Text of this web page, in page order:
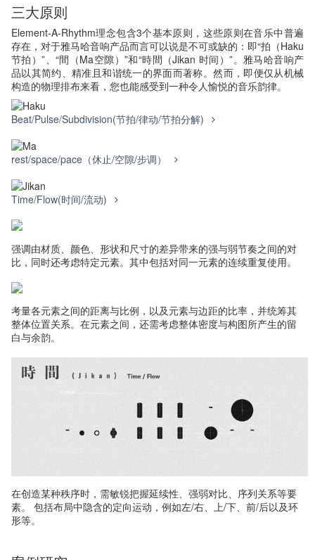
三大原则
Element-A-Rhythm理念包含3个基本原则，这些原则在音乐中普遍
存在，对于雅马哈音响产品而言可以说是不可或缺的：即“拍（Haku
节拍）”、“間（Ma空隙）”和“時間（Jikan 时间）”。雅马哈音响产
品以其简约、精准且和谐统一的界面而著称。然而，即便仅从机械
构造的物理排布来看，您也能感受到一种令人愉悦的音乐韵律。
Beat/Pulse/Subdivision(节拍/律动/节拍分解)
rest/space/pace（休止/空隙/步调）
Time/Flow(时间/流动)
强调由材质、颜色、形状和尺寸的差异带来的强与弱节奏之间的对
比，同时还考虑特定元素。其中包括对同一元素的连续重复使用。
考量各元素之间的距离与比例，以及元素与边距的比率，并统筹其
整体位置关系。在元素之间，还需考虑整体密度与构图所产生的留
白与余韵。
在创造某种秩序时，需敏锐把握延续性、强弱对比、序列关系等要
素。 包括布局中隐含的定向运动，例如左/右、上/下、前/后以及环
形等。